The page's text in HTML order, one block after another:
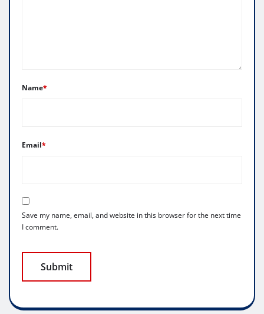
Name*
Email*
Save my name, email, and website in this browser for the next time
I comment.